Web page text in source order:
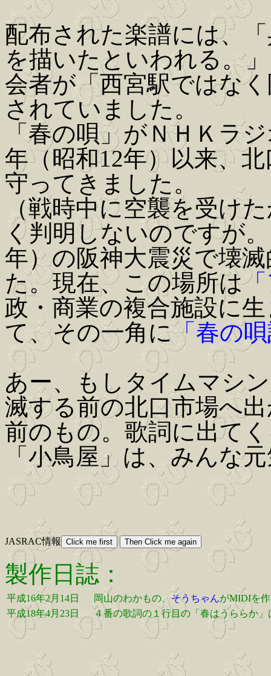
配布された楽譜には、
を描いたといわれる。
会者が「西宮駅ではな
されていました。
「春の唄」がＮＨＫラ
年（昭和12年）以来、
守ってきました。
（戦時中に空襲を受け
く判明しないのですが
年）の阪神大震災で壊
た。現在、この場所は
政・商業の複合施設に
て、その一角に「春の
あー、もしタイムマシ
滅する前の北口市場へ
前のもの。歌詞に出て
「小鳥屋」は、みんな
JASRAC情報
製作日誌：
平成16年2月14日 岡山のわかもの、そうちゃんがMIDIを
平成18年4月23日
４番の歌詞の１行目の「春はうららか